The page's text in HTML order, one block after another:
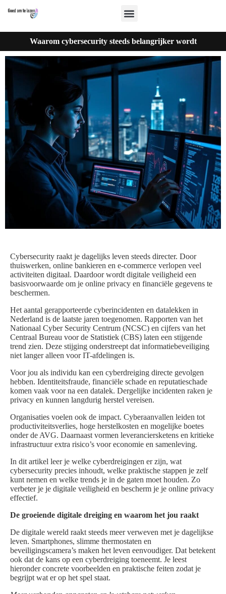
Waarom cybersecurity steeds belangrijker wordt
Cybersecurity raakt je dagelijks leven steeds directer. Door
thuiswerken, online bankieren en e-commerce verlopen veel
activiteiten digitaal. Daardoor wordt digitale veiligheid een
basisvoorwaarde om je online privacy en financiële gegevens te
beschermen.
Het aantal gerapporteerde cyberincidenten en datalekken in
Nederland is de laatste jaren toegenomen. Rapporten van het
Nationaal Cyber Security Centrum (NCSC) en cijfers van het
Centraal Bureau voor de Statistiek (CBS) laten een stijgende
trend zien. Deze stijging onderstreept dat informatiebeveiliging
niet langer alleen voor IT-afdelingen is.
Voor jou als individu kan een cyberdreiging directe gevolgen
hebben. Identiteitsfraude, financiële schade en reputatieschade
komen vaak voor na een datalek. Dergelijke incidenten raken je
privacy en kunnen langdurig herstel vereisen.
Organisaties voelen ook de impact. Cyberaanvallen leiden tot
productiviteitsverlies, hoge herstelkosten en mogelijke boetes
onder de AVG. Daarnaast vormen leveranciersketens en kritieke
infrastructuur extra risico’s voor economie en samenleving.
In dit artikel leer je welke cyberdreigingen er zijn, wat
cybersecurity precies inhoudt, welke praktische stappen je zelf
kunt nemen en welke trends je in de gaten moet houden. Zo
verbeter je je digitale veiligheid en bescherm je je online privacy
effectief.
De groeiende digitale dreiging en waarom het jou raakt
De digitale wereld raakt steeds meer verweven met je dagelijkse
leven. Smartphones, slimme thermostaten en
beveiligingscamera’s maken het leven eenvoudiger. Dat betekent
ook dat de kans op een cyberdreiging toeneemt. Je leest
hieronder concrete voorbeelden en praktische feiten zodat je
begrijpt wat er op het spel staat.